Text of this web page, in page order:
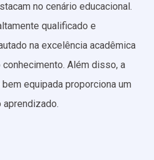
no cenário educacional.
qualificado e
na excelência acadêmica
Além disso, a
equipada proporciona um